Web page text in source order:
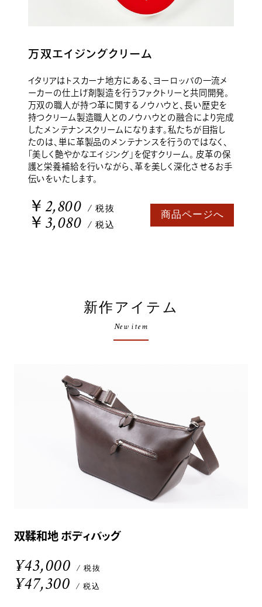
万双エイジングクリーム
イタリアはトスカーナ地方にある、ヨーロッパの一流メ
ーカーの仕上げ剤製造を行うファクトリーと共同開発。
万双の職人が持つ革に関するノウハウと、長い歴史を
持つクリーム製造職人とのノウハウとの融合により完成
したメンテナンスクリームになります。私たちが目指し
たのは、単に革製品のメンテナンスを行うのではなく、
「美しく艶やかなエイジング」を促すクリーム。 皮革の保
護と栄養補給を行いながら、革を美しく深化させるお手
伝いをいたします。
￥2,800 / 税抜
￥3,080 / 税込
商品ページへ
新作アイテム
New item
双鞣和地 ボディバッグ
¥43,000 / 税抜
¥47,300 / 税込